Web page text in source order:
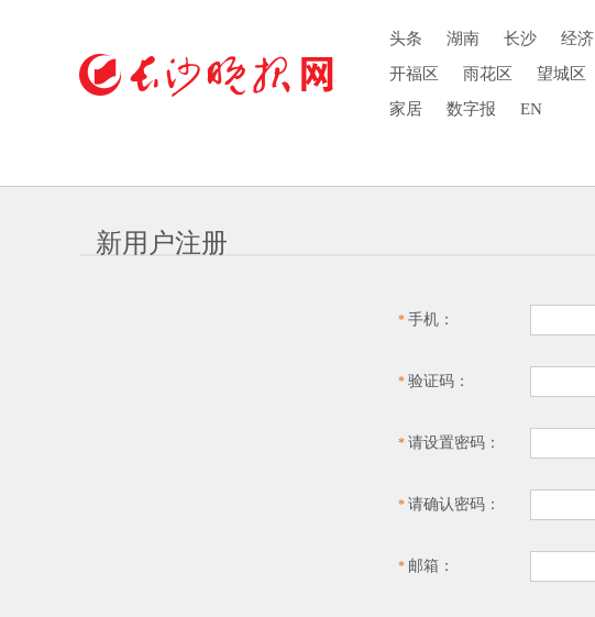
头条 湖南 长沙 经济
开福区
雨花区 望城区
家居
数字报 EN
新用户注册
* 手机：
* 验证码：
* 请设置密码：
* 请确认密码：
* 邮箱：